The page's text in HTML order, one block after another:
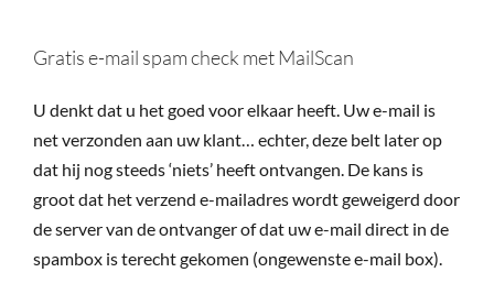
Monitor365
Gratis e-mail spam check met MailScan
U denkt dat u het goed voor elkaar heeft. Uw e-mail is
net verzonden aan uw klant… echter, deze belt later op
dat hij nog steeds ‘niets’ heeft ontvangen. De kans is
groot dat het verzend e-mailadres wordt geweigerd door
de server van de ontvanger of dat uw e-mail direct in de
spambox is terecht gekomen (ongewenste e-mail box).